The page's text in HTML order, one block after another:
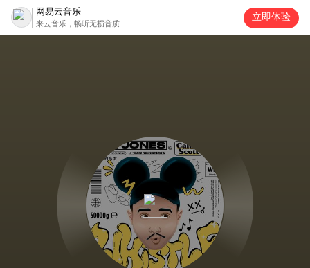
网易云音乐
来云音乐，畅听无损音质
立即体验